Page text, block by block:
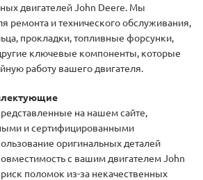
двигателей John Deere. Мы
ремонта и технического обслуживания,
прокладки, топливные форсунки,
ключевые компоненты, которые
работу вашего двигателя.
на нашем сайте,
и сертифицированными
оригинальных деталей
с вашим двигателем John
поломок из-за некачественных